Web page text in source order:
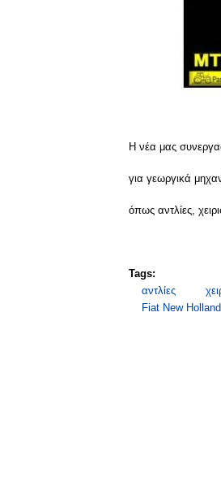
Η νέα μας
για γεωργικά
όπως αντλίες,
Tags:
αντλίες
Fiat New Holland